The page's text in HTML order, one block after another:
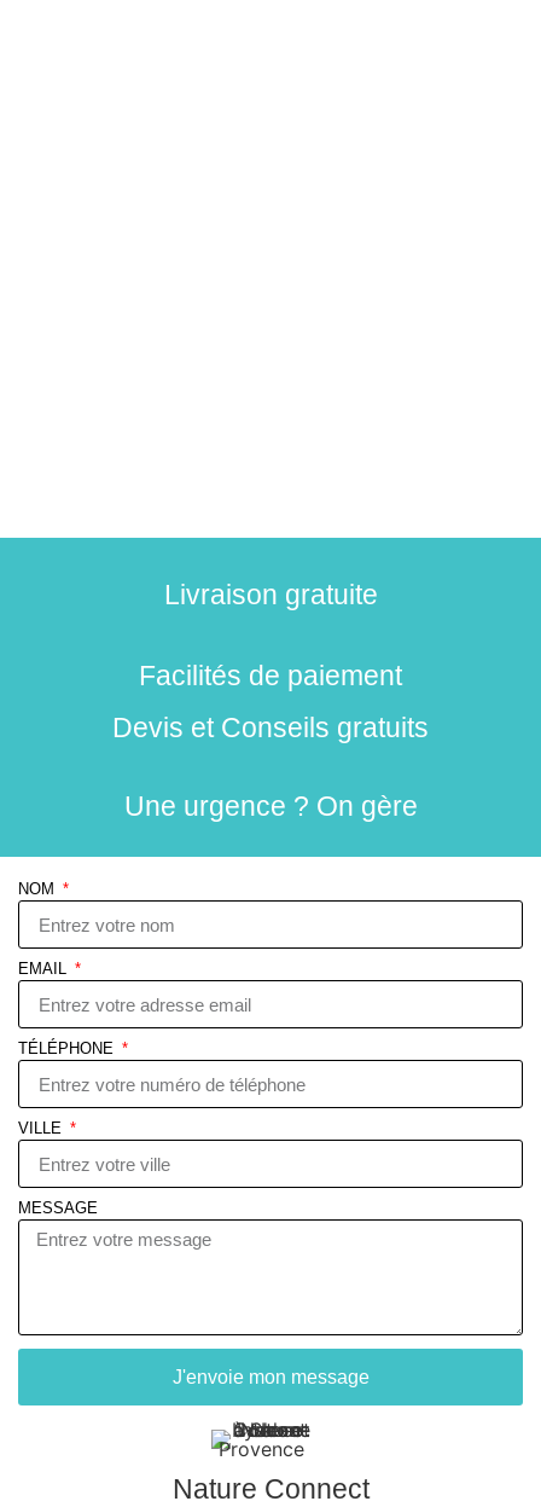
Livraison gratuite
Facilités de paiement
Devis et Conseils gratuits
Une urgence ? On gère
NOM
EMAIL
TÉLÉPHONE
VILLE
MESSAGE
J'envoie mon message
Nature Connect